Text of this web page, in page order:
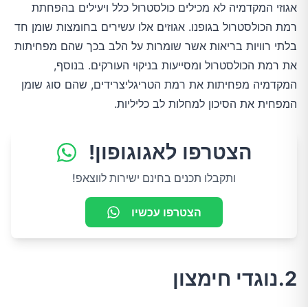
אגוזי המקדמיה לא מכילים כולסטרול כלל ויעילים בהפחתת
רמת הכולסטרול בגופנו. אגוזים אלו עשירים בחומצות שומן חד
בלתי רוויות בריאות אשר שומרות על הלב בכך שהם מפחיתות
את רמת הכולסטרול ומסייעות בניקוי העורקים. בנוסף,
המקדמיה מפחיתות את רמת הטריגליצרידים, שהם סוג שומן
המפחית את הסיכון למחלות לב כליליות.
הצטרפו לאגוגופון!
ותקבלו תכנים בחינם ישירות לווצאפ!
הצטרפו עכשיו
2.נוגדי חימצון